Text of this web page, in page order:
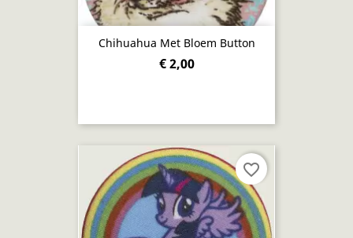
Chihuahua Met Bloem Button
€ 2,00
favorite_border